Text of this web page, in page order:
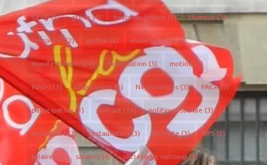
GEPP(2) grève(4) hauts-de-france (9) Humeur(1)
inégalités(2) justice (2) manifestation(2)
manifestations(24) mobilisation (3) motion(3)
NAO(17) négociation(6) Négociations(3) PACA(2)
participation(1) podcast(18) politique sociale(3)
restaurant(3) restauration(3) Retraite(3) RPS(2)
salaire(3) salaires(4) secrétariat national(1)